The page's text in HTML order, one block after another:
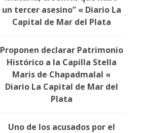
un tercer asesino” « Diario La
Capital de Mar del Plata
Proponen declarar Patrimonio
Histórico a la Capilla Stella
Maris de Chapadmalal «
Diario La Capital de Mar del
Plata
Uno de los acusados por el